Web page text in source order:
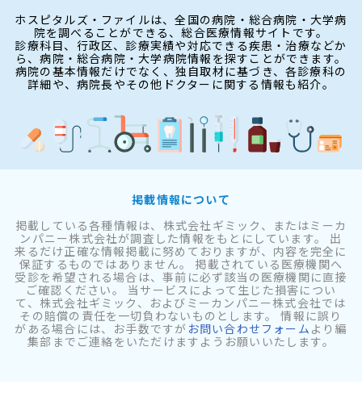
ホスピタルズ・ファイルは、全国の病院・総合病院・大学病
院を調べることができる、総合医療情報サイトです。
診療科目、行政区、診療実績や対応できる疾患・治療などか
ら、病院・総合病院・大学病院情報を探すことができます。
病院の基本情報だけでなく、独自取材に基づき、各診療科の
詳細や、病院長やその他ドクターに関する情報も紹介。
掲載情報について
掲載している各種情報は、株式会社ギミック、またはミーカ
ンパニー株式会社が調査した情報をもとにしています。 出
来るだけ正確な情報掲載に努めておりますが、内容を完全に
保証するものではありません。 掲載されている医療機関へ
受診を希望される場合は、事前に必ず該当の医療機関に直接
ご確認ください。 当サービスによって生じた損害につい
て、株式会社ギミック、およびミーカンパニー株式会社では
その賠償の責任を一切負わないものとします。 情報に誤り
がある場合には、お手数ですが お問い合わせフォーム より編
集部までご連絡をいただけますようお願いいたします。